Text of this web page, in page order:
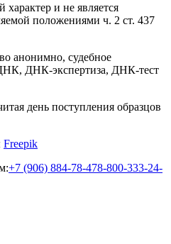
и не является
положениями ч. 2 ст. 437
анонимно, судебное
ДНК-экспертиза, ДНК-тест
день поступления образцов
Freepik
+7 (906) 884-78-478-800-333-24-